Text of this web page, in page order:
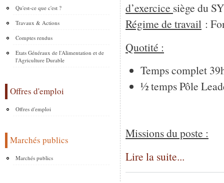
Qu'est-ce que c'est ?
Travaux & Actions
Comptes rendus
Etats Généraux de l'Alimentation et de
l'Agriculture Durable
Offres d'emploi
Offres d'emploi
Marchés publics
Marchés publics
d’exercice siège du
Régime de travail :
Quotité :
Temps complet
½ temps Pôle
Missions du poste :
Lire la suite...